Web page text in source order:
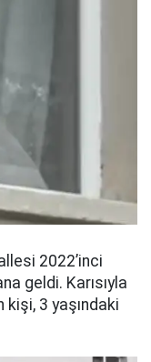
2022’inci
geldi. Karısıyla
3 yaşındaki